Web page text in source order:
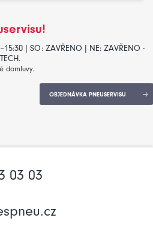
| SO: ZAVŘENO | NE: ZAVŘENO -
domluvy.
OBJEDNÁVKA PNEUSERVISU
03 03